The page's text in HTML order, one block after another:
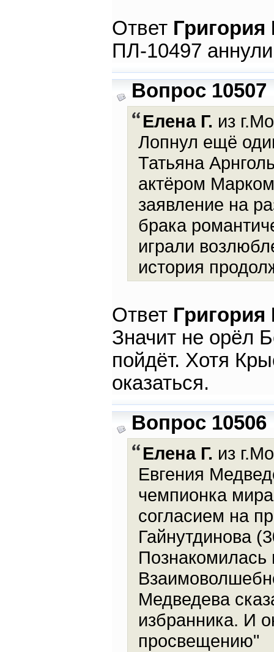
Ответ
ПЛ-10497
Вопрос 10507
Елена Г. из
Лопнул ещё
Татьяна
актёром
заявление на
брака
играли
история
Ответ
Значит не орёл
пойдёт. Хотя
оказаться.
Вопрос 10506
Елена Г. из
Евгения
чемпионка
согласием на
Гайнутдинова
Познакомилась
Медведева
избранника. И
просвещению"